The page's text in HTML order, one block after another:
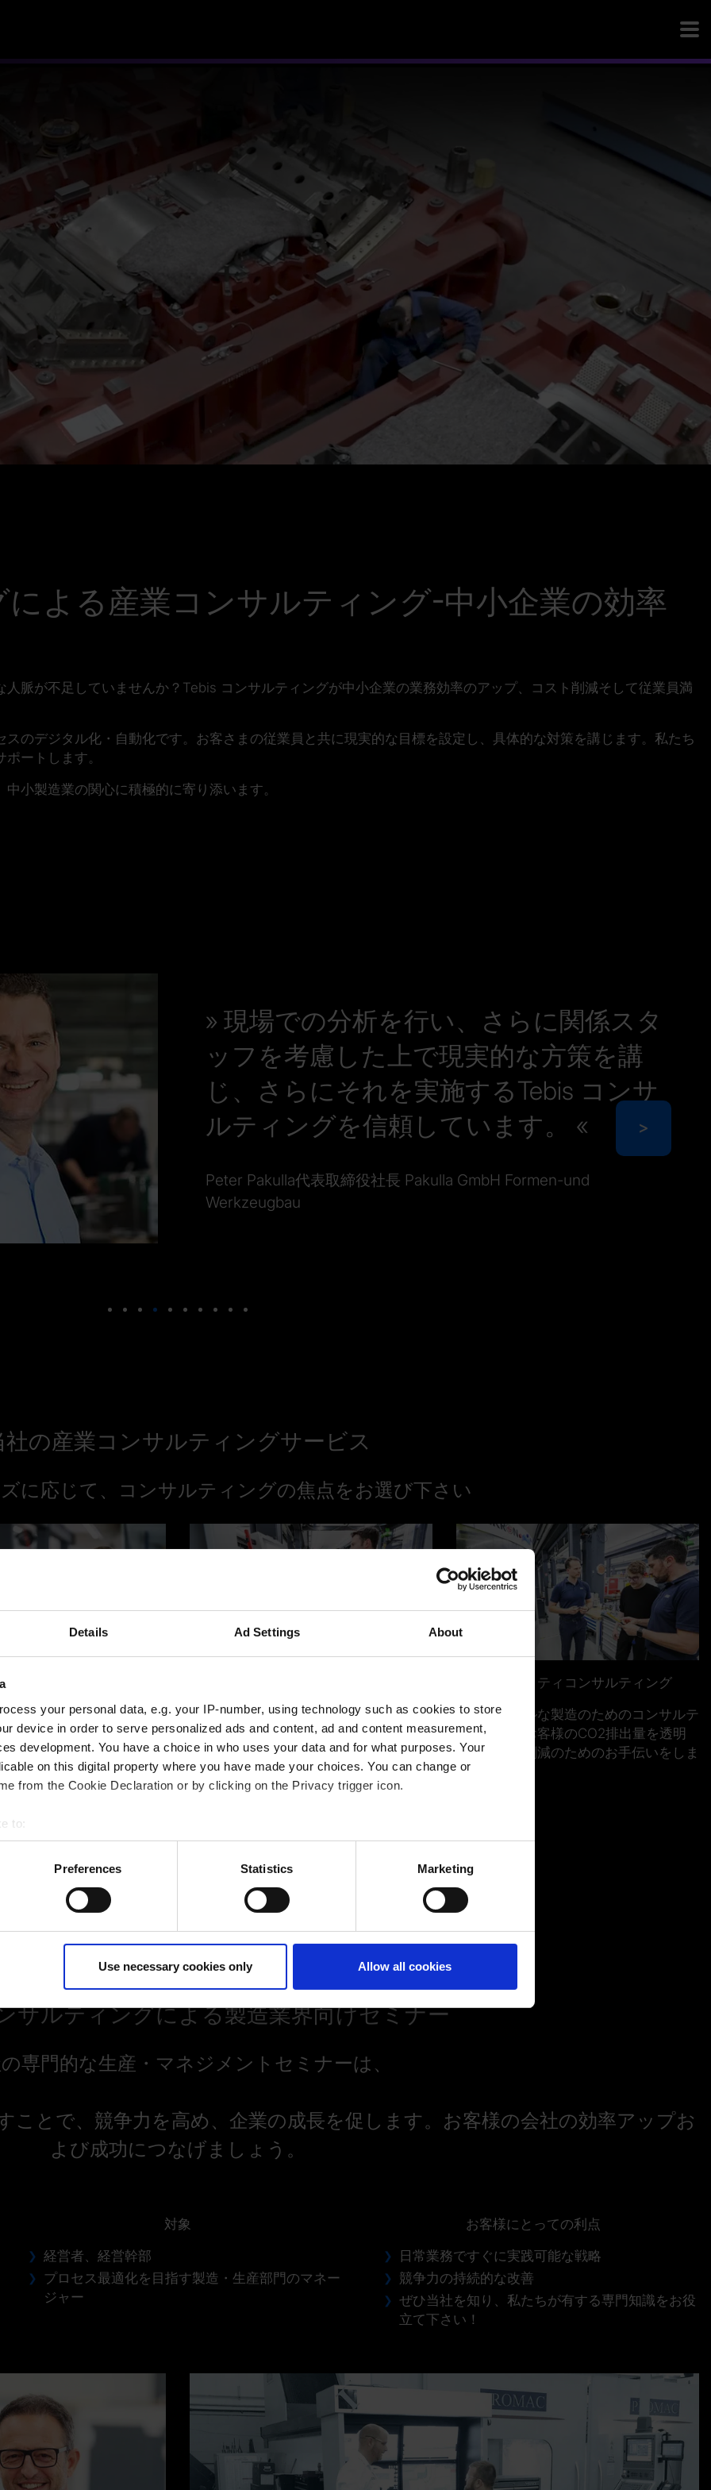
Details Ad Settings About
your personal data, e.g. your IP-number, using technology such as cookies to store
device in order to serve personalized ads and content, ad and content measurement,
development. You have a choice in who uses your data and for what purposes. Your
on this digital property where you have made your choices. You can change or
from the Cookie Declaration or by clicking on the Privacy trigger icon.
to:
your geographical location which can be accurate to within several meters
actively scanning it for specific characteristics (fingerprinting)
personal data is processed and set your preferences in the
of liability
Preferences Statistics Marketing
Use necessary cookies only Allow all cookies
よる産業コンサルティング-中小企業の効率
脈が不足していませんか？Tebis コンサルティングが中小企業の業務効率のアップ、コスト削減そして従業員満
スのデジタル化・自動化です。お客さまの従業員と共に現実的な目標を設定し、 具体的な対策を講じます。私たち
ートします。
小製造業の関心に積極的に寄り添います。
現場での分析を行い、さらに関係スタ
ッフを考慮した上で現実的な方策を講
じ、さらにそれを実施するTebis コンサ
ルティングを信頼しています。
Peter Pakulla代表取締役社長 Pakulla GmbH Formen-und
Werkzeugbau
>
社の産業コンサルティングサービス
に応じて、コンサルティングの焦点をお選び下さい
ルティング
ンサルティングが関係者
率的な業務プロセスを構
造プロセスを標準化、デ
自動化することで、生産
めます。
当社の技術コンサルティングが、革新的
で新しい技術の導入および最適化をサポ
ートしいたます。その際に関係者の意見
を考慮し、投資判断のための基盤を構築
します。
サステナビリティコンサルティング
サステナブルな製造のためのコンサルテ
ィングではお客様のCO2排出量を透明
化し、その削減のためのお手伝いをしま
す。
サルティングによる製造業界向けセミナー
専門的な生産・マネジメントセミナーは、
とで、競争力を高め、企業の成長を促します。お客様の会社の効率アップお
よび成功につなげましょう。
対象
経営者、経営幹部
プロセス最適化を目指す製造・生産部門のマネー
ジャー
お客様にとっての利点
日常業務ですぐに実践可能な戦略
競争力の持続的な改善
ぜひ当社を知り、私たちが有する専門知識をお役
立て下さい！